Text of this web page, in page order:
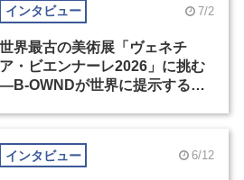
インタビュー 7/2
世界最古の美術展「ヴェネチ
ア・ビエンナーレ2026」に挑む
―B-OWNDが世界に提示する美
インタビュー 6/12